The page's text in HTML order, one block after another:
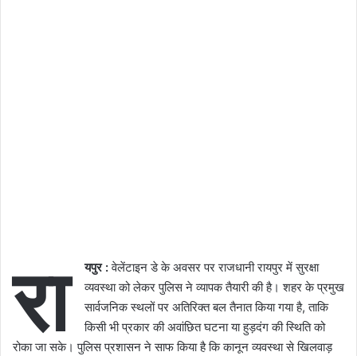
रा यपुर :वेलेंटाइन डे के अवसर पर राजधानी रायपुर में सुरक्षा
व्यवस्था को लेकर पुलिस ने व्यापक तैयारी की है। शहर के प्रमुख
सार्वजनिक स्थलों पर अतिरिक्त बल तैनात किया गया है, ताकि
किसी भी प्रकार की अवांछित घटना या हुड़दंग की स्थिति को
रोका जा सके। पुलिस प्रशासन ने साफ किया है कि कानून व्यवस्था से खिलवाड़